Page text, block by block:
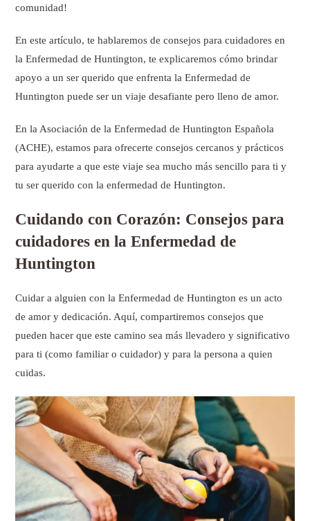
comunidad!
En este artículo, te hablaremos de consejos para cuidadores en
la Enfermedad de Huntington, te explicaremos cómo brindar
apoyo a un ser querido que enfrenta la Enfermedad de
Huntington puede ser un viaje desafiante pero lleno de amor.
En la Asociación de la Enfermedad de Huntington Española
(ACHE), estamos para ofrecerte consejos cercanos y prácticos
para ayudarte a que este viaje sea mucho más sencillo para ti y
tu ser querido con la enfermedad de Huntington.
Cuidando con Corazón: Consejos para
cuidadores en la Enfermedad de
Huntington
Cuidar a alguien con la Enfermedad de Huntington es un acto
de amor y dedicación. Aquí, compartiremos consejos que
pueden hacer que este camino sea más llevadero y significativo
para ti (como familiar o cuidador) y para la persona a quien
cuidas.